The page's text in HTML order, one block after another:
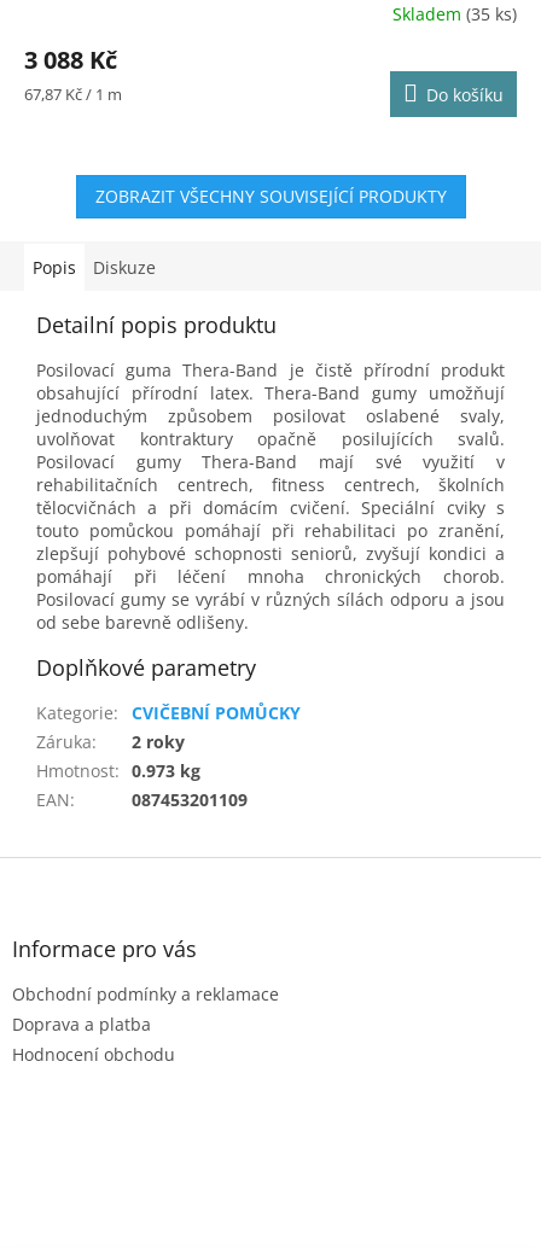
produktu
je
5,0
hvězdiček.
Skladem(35 ks)
3 088 Kč
Měrná
67,87 Kč / 1 m Do košíku
ZOBRAZIT VŠECHNY SOUVISEJÍCÍ PRODUKTY
Popis Diskuze
Detailní popis produktu
Posilovací guma Thera-Band je čistě přírodní produkt
obsahující přírodní latex. Thera-Band gumy umožňují
jednoduchým způsobem posilovat oslabené svaly,
uvolňovat kontraktury opačně posilujících svalů.
Posilovací gumy Thera-Band mají své využití v
rehabilitačních centrech, fitness centrech, školních
tělocvičnách a při domácím cvičení. Speciální cviky s
touto pomůckou pomáhají při rehabilitaci po zranění,
zlepšují pohybové schopnosti seniorů, zvyšují kondici a
pomáhají při léčení mnoha chronických chorob.
Posilovací gumy se vyrábí v různých sílách odporu a jsou
od sebe barevně odlišeny.
Doplňkové parametry
Kategorie:
CVIČEBNÍ POMŮCKY
Záruka:
2 roky
Hmotnost: 0.973 kg
EAN: 087453201109
Z
Informace pro vás
Obchodní podmínky a reklamace
Doprava a platba
Hodnocení obchodu